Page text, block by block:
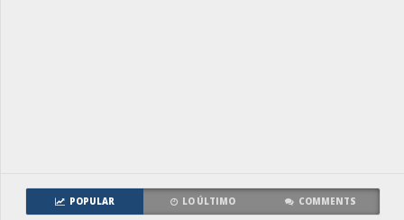
POPULAR LO ÚLTIMO COMMENTS